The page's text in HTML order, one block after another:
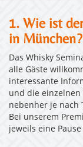
1. Wie ist
in München?
Das Whisky
alle Gäste
interessante
und die einzelnen
nebenher je nach
Bei unserem
jeweils eine